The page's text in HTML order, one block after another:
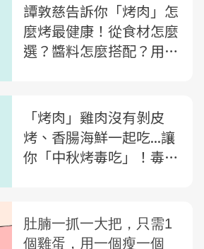
譚敦慈告訴你「烤肉」怎
麼烤最健康！從食材怎麼
選？醬料怎麼搭配？用什
「烤肉」雞肉沒有剝皮
烤、香腸海鮮一起吃...讓
你「中秋烤毒吃」！毒物